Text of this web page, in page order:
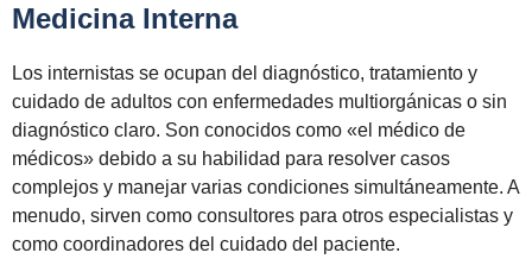
Medicina Interna
Los internistas se ocupan del diagnóstico, tratamiento y
cuidado de adultos con enfermedades multiorgánicas o sin
diagnóstico claro. Son conocidos como «el médico de
médicos» debido a su habilidad para resolver casos
complejos y manejar varias condiciones simultáneamente. A
menudo, sirven como consultores para otros especialistas y
como coordinadores del cuidado del paciente.